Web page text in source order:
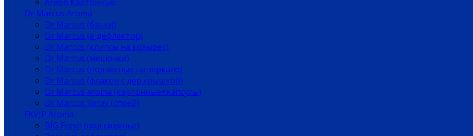
Dr Marcus Aroma
Dr Marcus (банки)
Dr Marcus (в дефлектор)
Dr Marcus (клипсы на козырек)
Dr Marcus (мешочки)
Dr Marcus (подвесные на зеркало)
Dr Marcus (флакон с дер.крышкой)
Dr Marcus aroma (картонные+капсулы)
Dr Marcus Spray (спрей)
FKVJP Aroma
BIG Fresh (под сиденье)